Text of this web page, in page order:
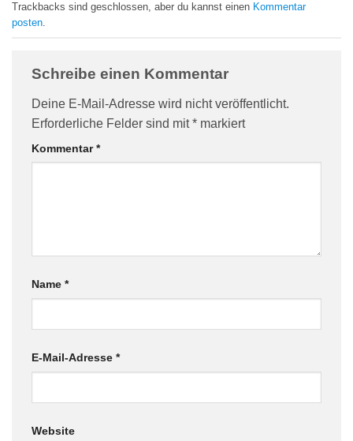
Trackbacks sind geschlossen, aber du kannst einen Kommentar
posten.
Schreibe einen Kommentar
Deine E-Mail-Adresse wird nicht veröffentlicht.
Erforderliche Felder sind mit* markiert
Kommentar*
Name *
E-Mail-Adresse *
Website